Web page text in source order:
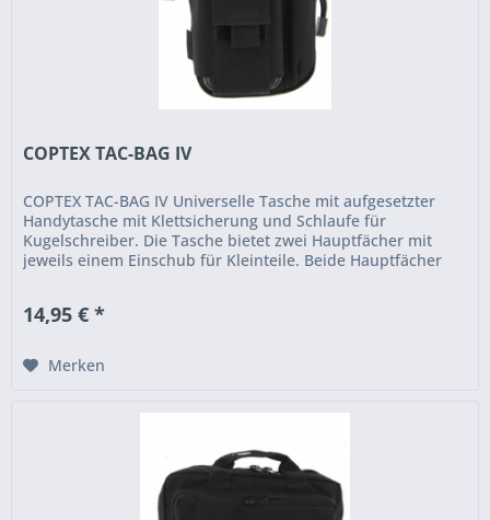
COPTEX TAC-BAG IV
COPTEX TAC-BAG IV Universelle Tasche mit aufgesetzter
Handytasche mit Klettsicherung und Schlaufe für
Kugelschreiber. Die Tasche bietet zwei Hauptfächer mit
jeweils einem Einschub für Kleinteile. Beide Hauptfächer
14,95 € *
Merken